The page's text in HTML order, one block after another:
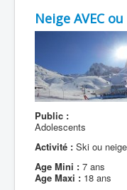
Neige AVEC
Public :
Adolescents
Activité : Ski ou neige
Age Mini : 7 ans
Age Maxi : 18 ans